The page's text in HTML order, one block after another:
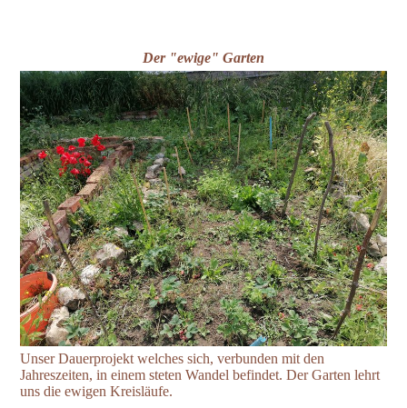
Der "ewige" Garten
Unser Dauerprojekt welches sich, verbunden mit den
Jahreszeiten, in einem steten Wandel befindet. Der Garten lehrt
uns die ewigen Kreisläufe.